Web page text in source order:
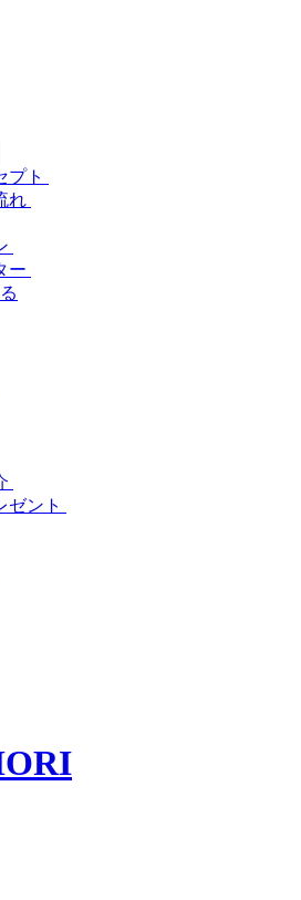
プト
れ
ー
ゼント